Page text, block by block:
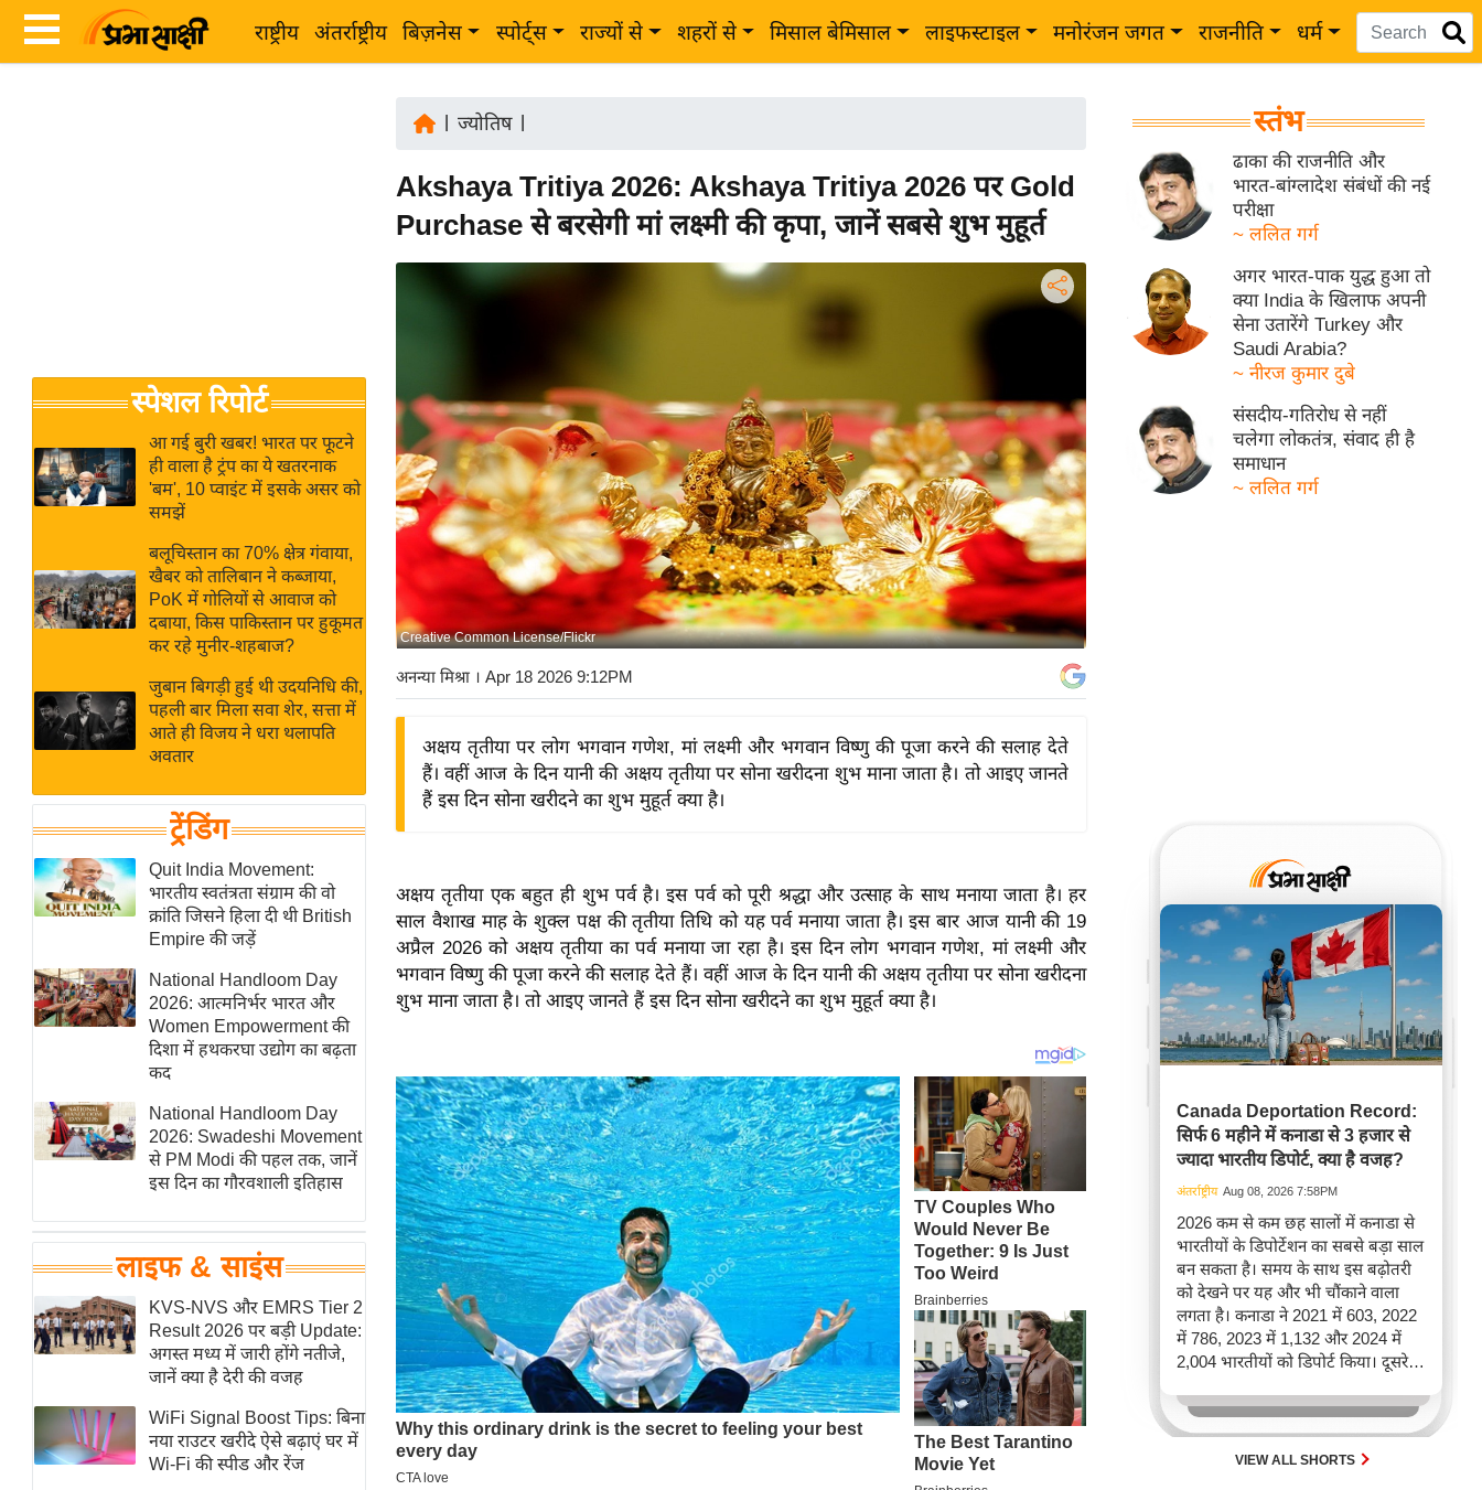
राष्ट्रीय अंतर्राष्ट्रीय बिज़नेस स्पोर्ट्स राज्यों से शहरों से मिसाल बेमिसाल लाइफस्टाइल मनोरंजन जगत राजनीति धर्म
Breaking
News in
Hindi
Hindi
Hindi
Videos
जगत
राय
बजट
क्रिकेट
IPL
2026
ई-पेपर
मिसाल बेमिसाल
शख्सियत
यंग इंडिया
साहित्य जगत
ऑटो वर्ल्ड
न्यूज ब्रीफ
मनोरंजन जगत
बॉलीवुड
हॉलीवुड
फिल्म समीक्षा
Breaking
News
लाइफस्टाइल
टेक्नॉलॉजी
घरेलू नुस्खे
पर्यटन स्थल
फिटनेस मंत्रा
रिलेशनशिप
राजनीति
विश्लेषण
समसामयिक
मातृभूमि
स्पेशल रिपोर्ट
आ गई बुरी खबर! भारत पर फूटने
ही वाला है ट्रंप का ये खतरनाक
'बम', 10 प्वाइंट में इसके असर को
समझें
बलूचिस्तान का 70% क्षेत्र गंवाया,
खैबर को तालिबान ने कब्जाया,
PoK में गोलियों से आवाज को
दबाया, किस पाकिस्तान पर हुकूमत
कर रहे मुनीर-शहबाज?
जुबान बिगड़ी हुई थी उदयनिधि की,
पहली बार मिला सवा शेर, सत्ता में
आते ही विजय ने धरा थलापति
अवतार
ट्रेंडिंग
Quit India Movement:
भारतीय स्वतंत्रता संग्राम की वो
क्रांति जिसने हिला दी थी British
Empire की जड़ें
National Handloom Day
2026: आत्मनिर्भर भारत और
Women Empowerment की
दिशा में हथकरघा उद्योग का बढ़ता
कद
National Handloom Day
2026: Swadeshi Movement
से PM Modi की पहल तक, जानें
इस दिन का गौरवशाली इतिहास
लाइफ & साइंस
KVS-NVS और EMRS Tier 2
Result 2026 पर बड़ी Update:
अगस्त मध्य में जारी होंगे नतीजे,
जानें क्या है देरी की वजह
WiFi Signal Boost Tips: बिना
नया राउटर खरीदे ऐसे बढ़ाएं घर में
Wi-Fi की स्पीड और रेंज
ज्योतिष|
Akshaya Tritiya 2026: Akshaya Tritiya 2026 पर Gold
Purchase से बरसेगी मां लक्ष्मी की कृपा, जानें सबसे शुभ मुहूर्त
Creative Common License/Flickr
अनन्या मिश्रा । Apr 18 2026 9:12PM
अक्षय तृतीया पर लोग भगवान गणेश, मां लक्ष्मी और भगवान विष्णु की पूजा करने की सलाह देते
हैं। वहीं आज के दिन यानी की अक्षय तृतीया पर सोना खरीदना शुभ माना जाता है। तो आइए जानते
हैं इस दिन सोना खरीदने का शुभ मुहूर्त क्या है।
अक्षय तृतीया एक बहुत ही शुभ पर्व है। इस पर्व को पूरी श्रद्धा और उत्साह के साथ मनाया जाता है। हर
साल वैशाख माह के शुक्ल पक्ष की तृतीया तिथि को यह पर्व मनाया जाता है। इस बार आज यानी की 19
अप्रैल 2026 को अक्षय तृतीया का पर्व मनाया जा रहा है। इस दिन लोग भगवान गणेश, मां लक्ष्मी और
भगवान विष्णु की पूजा करने की सलाह देते हैं। वहीं आज के दिन यानी की अक्षय तृतीया पर सोना खरीदना
शुभ माना जाता है। तो आइए जानते हैं इस दिन सोना खरीदने का शुभ मुहूर्त क्या है।
स्तंभ
ढाका की राजनीति और
भारत-बांग्लादेश संबंधों की नई
परीक्षा
~ ललित गर्ग
अगर भारत-पाक युद्ध हुआ तो
क्या India के खिलाफ अपनी
सेना उतारेंगे Turkey और
Saudi Arabia?
~ नीरज कुमार दुबे
संसदीय-गतिरोध से नहीं
चलेगा लोकतंत्र, संवाद ही है
समाधान
~ ललित गर्ग
Canada Deportation Record:
सिर्फ 6 महीने में कनाडा से 3 हजार से
ज्यादा भारतीय डिपोर्ट, क्या है वजह?
अंतर्राष्ट्रीय Aug 08, 2026 7:58PM
2026 कम से कम छह सालों में कनाडा से
भारतीयों के डिपोर्टेशन का सबसे बड़ा साल
बन सकता है। समय के साथ इस बढ़ोतरी
को देखने पर यह और भी चौंकाने वाला
लगता है। कनाडा ने 2021 में 603, 2022
में 786, 2023 में 1,132 और 2024 में
2,004 भारतीयों को डिपोर्ट किया। दूसरे
पूरे साल की तुलना में 2026 की पहली
छमाही में ज़्यादा भारतीयों को वापस भेजा
VIEW ALL SHORTS